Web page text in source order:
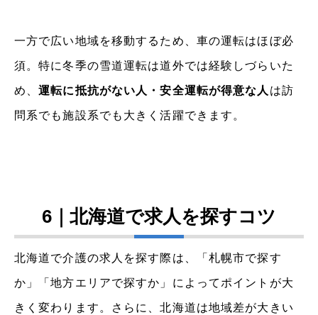
一方で広い地域を移動するため、車の運転はほぼ必
須。特に冬季の雪道運転は道外では経験しづらいた
め、運転に抵抗がない人・安全運転が得意な人 は訪
問系でも施設系でも大きく活躍できます。
6｜北海道で求人を探すコツ
北海道で介護の求人を探す際は、「札幌市で探す
か」「地方エリアで探すか」によってポイントが大
きく変わります。さらに、北海道は地域差が大きい